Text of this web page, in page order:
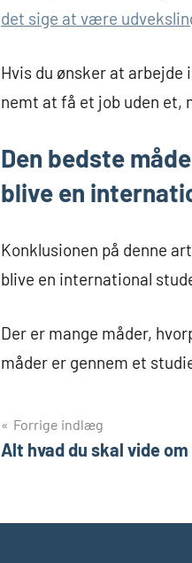
det sige at være
Hvis du ønsker at
nemt at få et job uden et,
Den bedste
blive en
Konklusionen på denne
blive en international
Der er mange måder,
måder er gennem et
Indlægsnavigation
Forrige indlæg
Alt hvad du skal vide